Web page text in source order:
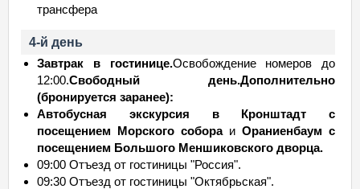
трансфера
4-й день
Завтрак в гостинице.Освобождение номеров до
12:00.Свободный день.Дополнительно
(бронируется заранее):
Автобусная экскурсия в Кронштадт с
посещением Морского собораи Ораниенбаум с
посещением Большого Меншиковского дворца.
09:00 Отъезд от гостиницы "Россия".
09:30 Отъезд от гостиницы "Октябрьская".